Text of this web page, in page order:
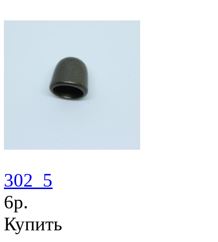
302_5
6р.
Купить